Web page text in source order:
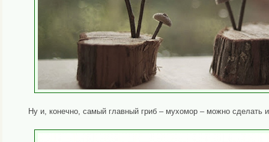
Ну и, конечно, самый главный гриб – мухомор – можно сделать